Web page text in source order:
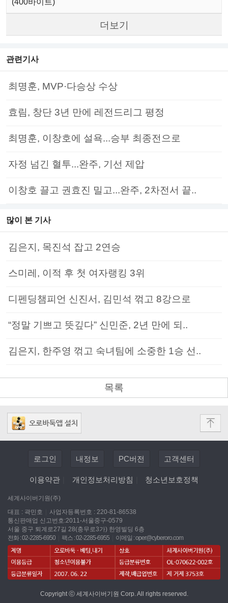
(400바이트)
더보기
관련기사
최명훈, MVP·다승상 수상
효림, 창단 3년 만에 레전드리그 평정
최명훈, 이창호에 설욕...승부 최종전으로
자정 넘긴 혈투...완주, 기선 제압
이창호 끌고 권효진 밀고...완주, 2차전서 끝..
많이 본 기사
김은지, 목진석 잡고 2연승
스미레, 이적 후 첫 여자랭킹 3위
디펜딩챔피언 신진서, 김민석 꺾고 8강으로
“정말 기쁘고 뜻깊다” 신민준, 2년 만에 되..
김은지, 한주영 꺾고 숙녀팀에 소중한 1승 선..
목록
로그인 내정보 PC버전 고객센터
이용약관 개인정보처리방침 청소년보호정책
세계사이버기원(주)
대표 : 곽민호
사업자등록번호 : 220-81-86538
통신판매업 신고번호:2011-서울중구-0579
서울 중구 퇴계로27길 28(충무로3가) 한영빌딩 6층
전화 : 02-2285-6950
팩스 : 02-2285-6955 이메일 :oper@cyberoro.com
Copyright ⓒ 세계사이버기원 Corp. All rights reserved.